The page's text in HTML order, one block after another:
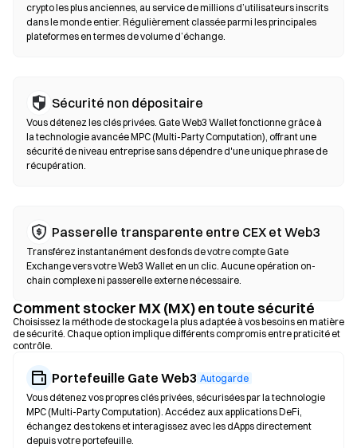
des smart contracts pour exécuter les swaps on-chain, sans
inscription ni vérification d’identité. Connectez un wallet
compatible, sélectionnez votre paire de tokens, définissez la
en raison de la profondeur de liquidité. La majorité de l’activité
sur les DEX se déroule sur des blockchains compatibles EVM
comme Ethereum, BNB Chain et Polygon.
crypto les plus anciennes, au service de millions d’utilisateurs inscrits
dans le monde entier. Régulièrement classée parmi les principales
plateformes en termes de volume d’échange.
Sécurité non dépositaire
Vous détenez les clés privées. Gate Web3 Wallet fonctionne grâce à
la technologie avancée MPC (Multi-Party Computation), offrant une
sécurité de niveau entreprise sans dépendre d'une unique phrase de
récupération.
Passerelle transparente entre CEX et Web3
Transférez instantanément des fonds de votre compte Gate
Exchange vers votre Web3 Wallet en un clic. Aucune opération on-
chain complexe ni passerelle externe nécessaire.
Comment stocker MX (MX) en toute sécurité
Choisissez la méthode de stockage la plus adaptée à vos besoins en matière
de sécurité. Chaque option implique différents compromis entre praticité et
contrôle.
Portefeuille Gate Web3 Autogarde
Vous détenez vos propres clés privées, sécurisées par la technologie
MPC (Multi-Party Computation). Accédez aux applications DeFi,
échangez des tokens et interagissez avec les dApps directement
depuis votre portefeuille.